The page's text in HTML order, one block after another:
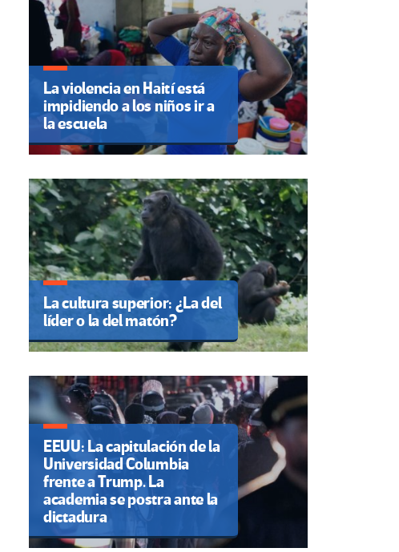
La violencia en Haití está
impidiendo a los niños ir a
la escuela
La cultura superior: ¿La del
líder o la del matón?
EEUU: La capitulación de la
Universidad Columbia
frente a Trump. La
academia se postra ante la
dictadura